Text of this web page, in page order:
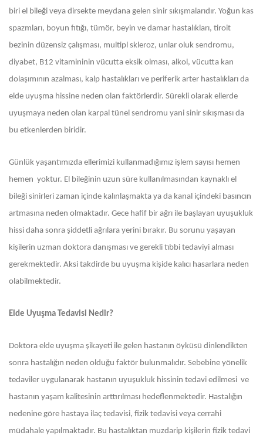
biri el bileği veya dirsekte meydana gelen sinir sıkışmalarıdır. Yoğun kas
spazmları, boyun fıtığı, tümör, beyin ve damar hastalıkları, tiroit
bezinin düzensiz çalışması, multipl skleroz, unlar oluk sendromu,
diyabet, B12 vitamininin vücutta eksik olması, alkol, vücutta kan
dolaşımının azalması, kalp hastalıkları ve periferik arter hastalıkları da
elde uyuşma hissine neden olan faktörlerdir. Sürekli olarak ellerde
uyuşmaya neden olan karpal tünel sendromu yani sinir sıkışması da
bu etkenlerden biridir.
Günlük yaşantımızda ellerimizi kullanmadığımız işlem sayısı hemen
hemen yoktur. El bileğinin uzun süre kullanılmasından kaynaklı el
bileği sinirleri zaman içinde kalınlaşmakta ya da kanal içindeki basıncın
artmasına neden olmaktadır. Gece hafif bir ağrı ile başlayan uyuşukluk
hissi daha sonra şiddetli ağrılara yerini bırakır. Bu sorunu yaşayan
kişilerin uzman doktora danışması ve gerekli tıbbi tedaviyi alması
gerekmektedir. Aksi takdirde bu uyuşma kişide kalıcı hasarlara neden
olabilmektedir.
Elde Uyuşma Tedavisi Nedir?
Doktora elde uyuşma şikayeti ile gelen hastanın öyküsü dinlendikten
sonra hastalığın neden olduğu faktör bulunmalıdır. Sebebine yönelik
tedaviler uygulanarak hastanın uyuşukluk hissinin tedavi edilmesi ve
hastanın yaşam kalitesinin arttırılması hedeflenmektedir. Hastalığın
nedenine göre hastaya ilaç tedavisi, fizik tedavisi veya cerrahi
müdahale yapılmaktadır. Bu hastalıktan muzdarip kişilerin fizik tedavi